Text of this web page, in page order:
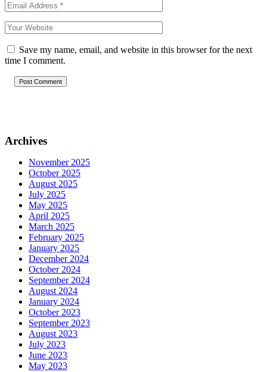
Save my name, email, and website in this browser for the next
time I comment.
Post Comment
Archives
November 2025
October 2025
August 2025
July 2025
May 2025
April 2025
March 2025
February 2025
January 2025
December 2024
October 2024
September 2024
August 2024
January 2024
October 2023
September 2023
August 2023
July 2023
June 2023
May 2023